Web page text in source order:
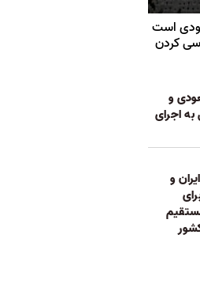
است
کردن
و
به اجرای
و